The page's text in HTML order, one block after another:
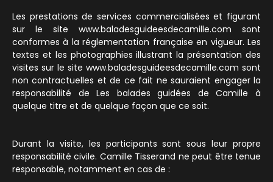
Les prestations de services commercialisées et figurant
sur le site www.baladesguideesdecamille.com sont
conformes à la réglementation française en vigueur. Les
textes et les photographies illustrant la présentation des
visites sur le site www.baladesguideesdecamille.com sont
non contractuelles et de ce fait ne sauraient engager la
responsabilité de Les balades guidées de Camille à
quelque titre et de quelque façon que ce soit.
Durant la visite, les participants sont sous leur propre
responsabilité civile. Camille Tisserand ne peut être tenue
responsable, notamment en cas de :